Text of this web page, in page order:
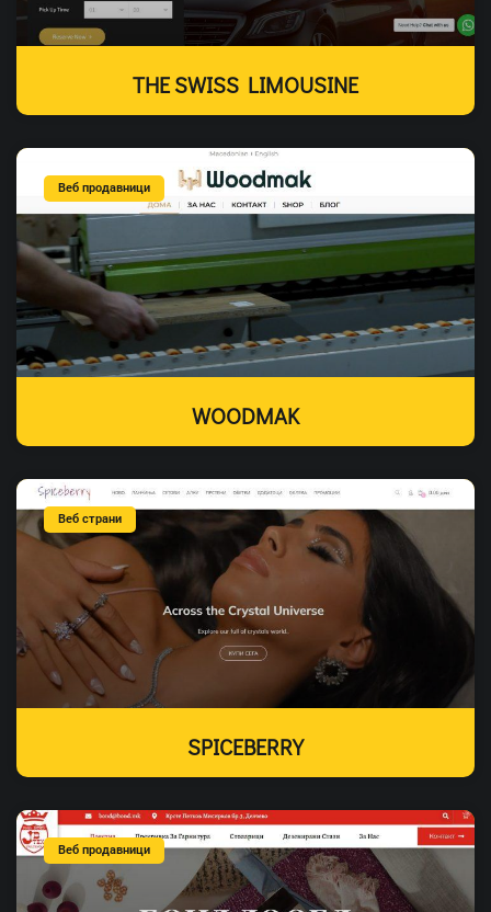
THE SWISS LIMOUSINE
Веб продавници
WOODMAK
Веб страни
SPICEBERRY
Веб продавници